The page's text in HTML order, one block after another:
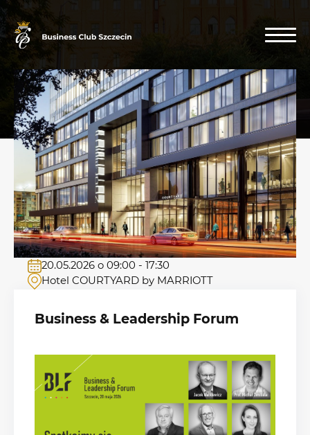
20.05.2026 o 09:00 - 17:30
Hotel COURTYARD by MARRIOTT
Business & Leadership Forum